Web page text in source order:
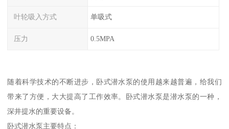
叶轮吸入方式 单吸式
压力 0.5MPA
随着科学技术的不断进步，卧式潜水泵的使用越来越普遍，给我们
带来了方便，大大提高了工作效率。卧式潜水泵是潜水泵的一种，
深井提水的重要设备。
卧式潜水泵主要特点：